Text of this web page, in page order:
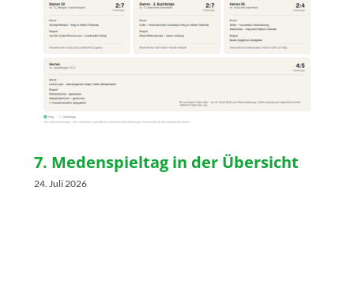
7. Medenspieltag in der Übersicht
24. Juli 2026